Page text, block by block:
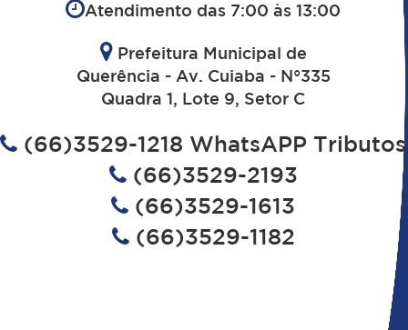
Atendimento das 7:00 às 13:00
Prefeitura Municipal de
Querência - Av. Cuiaba - N°335
Quadra 1, Lote 9, Setor C
(66)3529-1218 WhatsAPP Tributos
(66)3529-2193
(66)3529-1613
(66)3529-1182